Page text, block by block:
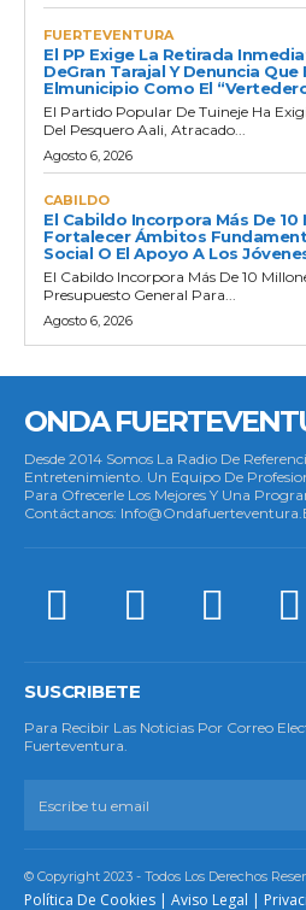
FUERTEVENTURA
El PP Exige La Retirada
DeGran Tarajal Y Denuncia
Elmunicipio Como El
El Partido Popular De Tuineje Ha
Del Pesquero Aali, Atracado...
Agosto 6, 2026
CABILDO
El Cabildo Incorpora Más De 10
Fortalecer Ámbitos
Social O El Apoyo A Los
El Cabildo Incorpora Más De 10
Presupuesto General Para...
Agosto 6, 2026
ONDA
Desde 2014 Somos La Radio De
Entretenimiento. Un Equipo De
Para Ofrecerle Los Mejores Y Una
Contáctanos:
SUSCRIBETE
Para Recibir Las Noticias Por Correo
Fuerteventura.
© Copyright 2023 - Todos Los Derechos
Política De Cookies | Aviso Legal |